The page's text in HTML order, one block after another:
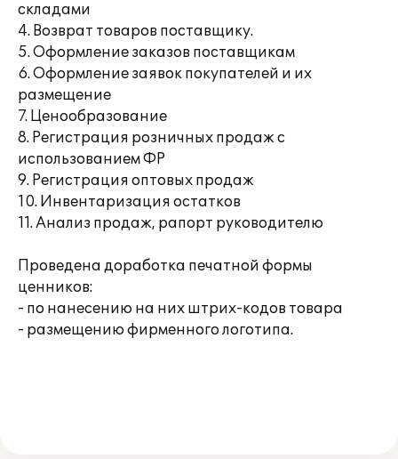
складами
4. Возврат товаров поставщику.
5. Оформление заказов поставщикам
6. Оформление заявок покупателей и их
размещение
7. Ценообразование
8. Регистрация розничных продаж с
использованием ФР
9. Регистрация оптовых продаж
10. Инвентаризация остатков
11. Анализ продаж, рапорт руководителю
Проведена доработка печатной формы
ценников:
- по нанесению на них штрих-кодов товара
- размещению фирменного логотипа.